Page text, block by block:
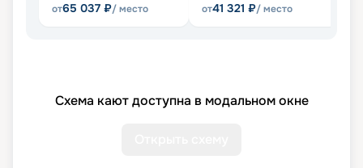
от65 037 ₽/ место
от41 321 ₽/ место
Схема кают доступна в модальном окне